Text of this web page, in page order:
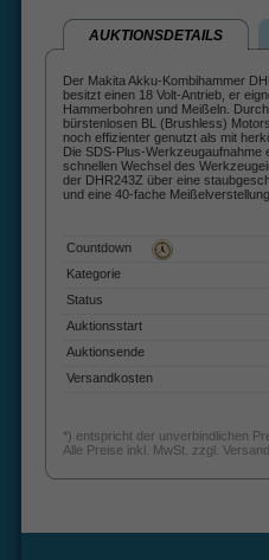
AUKTIONSDETAILS
Der Makita Akku-Kombihammer
besitzt einen 18 Volt-Antrieb, er
Hammerbohren und Meißeln.
bürstenlosen BL (Brushless)
noch effizienter genutzt als mit
Die SDS-Plus-Werkzeugaufnahme
schnellen Wechsel des
der DHR243Z über eine
und eine 40-fache Meißelverstellung.
Countdown
Kategorie
Status
Auktionsstart
Auktionsende
Versandkosten
*) entspricht der unverbindlichen
Alle Preise inkl. MwSt. zzgl.